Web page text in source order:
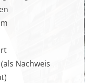
(als Nachweis